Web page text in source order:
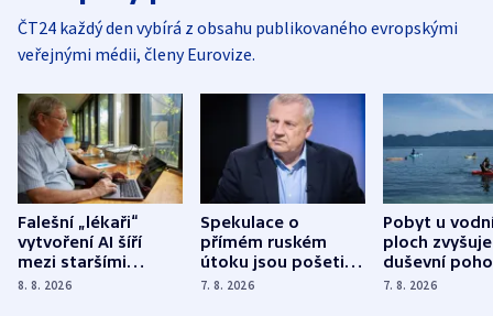
ČT24 každý den vybírá z obsahu publikovaného evropskými
veřejnými médii, členy Eurovize.
Falešní „lékaři“
vytvoření AI šíří
mezi staršími
Poláky nebezpečné
8. 8. 2026
Spekulace o
přímém ruském
útoku jsou pošetilé,
míní estonský
7. 8. 2026
Pobyt u
ploch zvyšuje
duševní
ukázala
7. 8. 2026